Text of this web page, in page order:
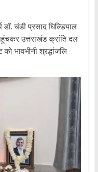
डॉ. चंडी प्रसाद घिल्डियाल
उत्तराखंड क्रांति दल
भावभीनी श्रद्धांजलि